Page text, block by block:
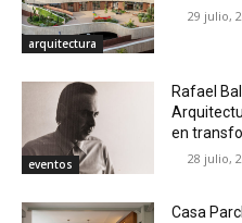
arquitectura
29 julio,
eventos
Rafael
en
28 julio,
Casa